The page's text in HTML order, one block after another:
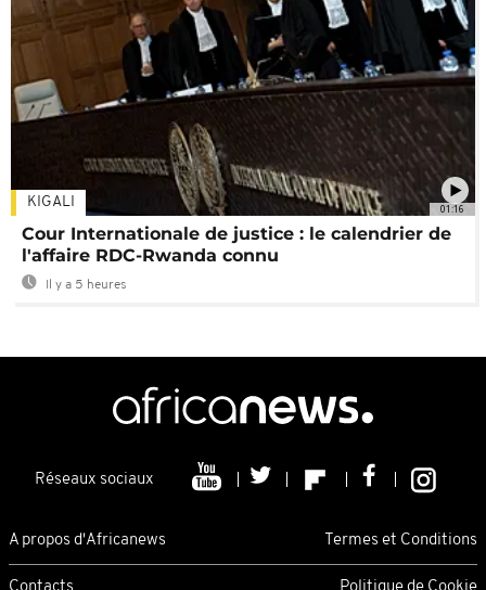
01:16
KIGALI
Cour Internationale de justice : le calendrier de
l'affaire RDC-Rwanda connu
Il y a 5 heures
Réseaux sociaux
A propos d'Africanews Termes et Conditions